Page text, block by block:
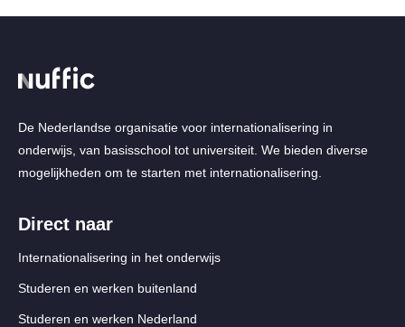
De Nederlandse organisatie voor internationalisering in
onderwijs, van basisschool tot universiteit. We bieden diverse
mogelijkheden om te starten met internationalisering.
Direct naar
Internationalisering in het onderwijs
Studeren en werken buitenland
Studeren en werken Nederland